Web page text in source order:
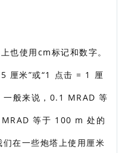
使用cm标记和数字。
厘米”或“1 点击 = 1 厘
一般来说，0.1 MRAD 等
等于 100 m 处的
在一些炮塔上使用厘米